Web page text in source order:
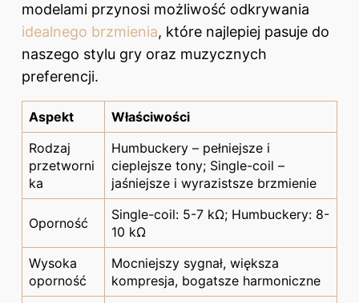
modelami przynosi możliwość odkrywania
idealnego brzmienia, które najlepiej pasuje do
naszego stylu gry oraz muzycznych
preferencji.
Aspekt
Właściwości
Rodzaj
przetworni
ka
Humbuckery – pełniejsze i
cieplejsze tony; Single-coil –
jaśniejsze i wyrazistsze brzmienie
Oporność
Single-coil: 5-7 kΩ; Humbuckery: 8-
10 kΩ
Wysoka
oporność
Mocniejszy sygnał, większa
kompresja, bogatsze harmoniczne